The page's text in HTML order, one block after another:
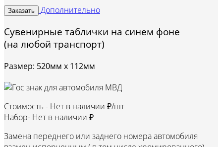
Заказать Дополнительно
Сувенирные таблички на синем фоне
(на любой транспорт)
Размер: 520мм х 112мм
Стоимость - Нет в наличии ₽/шт
Набор- Нет в наличии ₽
Замена переднего или заднего номера автомобиля